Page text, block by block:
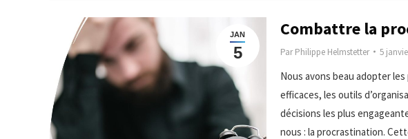
JAN
5
Combattre la
ParPhilippe Helmstetter 5
Nous avons beau adopter
efficaces, les outils
décisions les plus
nous : la procrastination.